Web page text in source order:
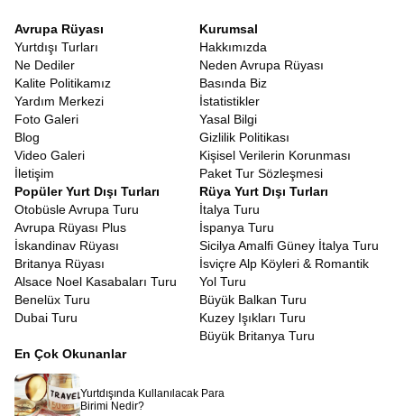
Avrupa Rüyası
Yurtdışı Turları
Ne Dediler
Kalite Politikamız
Yardım Merkezi
Foto Galeri
Blog
Video Galeri
İletişim
Kurumsal
Hakkımızda
Neden Avrupa Rüyası
Basında Biz
İstatistikler
Yasal Bilgi
Gizlilik Politikası
Kişisel Verilerin Korunması
Paket Tur Sözleşmesi
Popüler Yurt Dışı Turları
Otobüsle Avrupa Turu
Avrupa Rüyası Plus
İskandinav Rüyası
Britanya Rüyası
Alsace Noel Kasabaları Turu
Benelüx Turu
Dubai Turu
Rüya Yurt Dışı Turları
İtalya Turu
İspanya Turu
Sicilya Amalfi Güney İtalya Turu
İsviçre Alp Köyleri & Romantik
Yol Turu
Büyük Balkan Turu
Kuzey Işıkları Turu
Büyük Britanya Turu
En Çok Okunanlar
Yurtdışında Kullanılacak Para
Birimi Nedir?